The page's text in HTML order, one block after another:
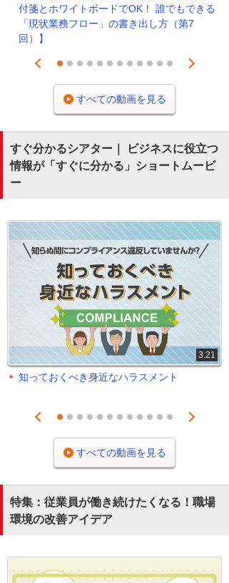
付箋とホワイトボードでOK！ 誰でもできる
「現状業務フロー」の書き出し方（第7
回）】
Prev
1 2 3 4 5 6 7 8 9 101112
Next
すべての動画を見る
すぐ分かるシアター｜ ビジネスに役立つ
情報が「すぐに分かる」ショートムービ
ー
3:21
知っておくべき身近なハラスメント
Prev
1 2 3 4 5 6 7 8 9 101112
Next
すべての動画を見る
特集：従業員が働き続けたくなる！職場
環境の改善アイデア